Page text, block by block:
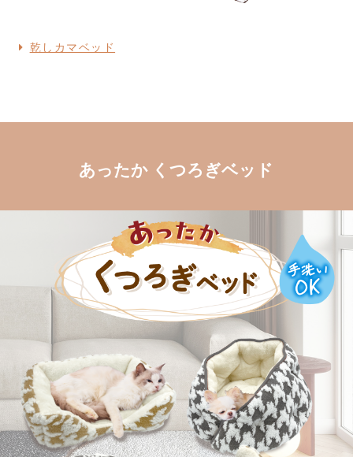
乾しカマベッド
あったか くつろぎベッド